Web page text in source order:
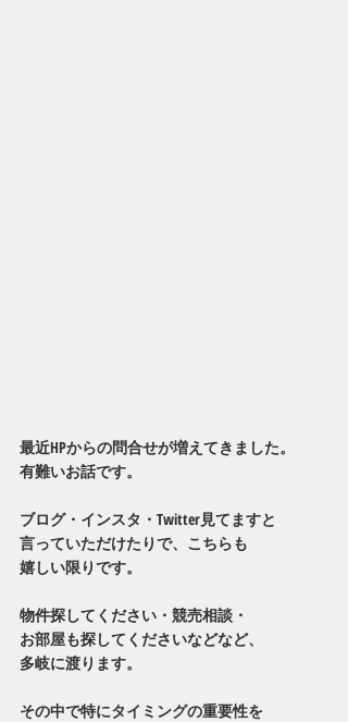
最近HPからの問合せが増えてきました。
有難いお話です。
ブログ・インスタ・Twitter見てますと
言っていただけたりで、こちらも
嬉しい限りです。
物件探してください・競売相談・
お部屋も探してくださいなどなど、
多岐に渡ります。
その中で特にタイミングの重要性を